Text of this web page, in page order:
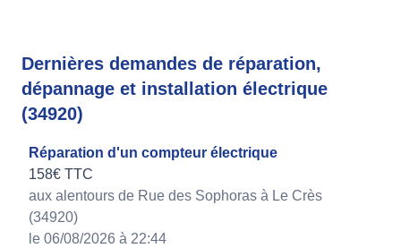
Dernières demandes de réparation,
dépannage et installation électrique
(34920)
Réparation d'un compteur électrique
158€ TTC
aux alentours de Rue des Sophoras à Le Crès
(34920)
le 06/08/2026 à 22:44